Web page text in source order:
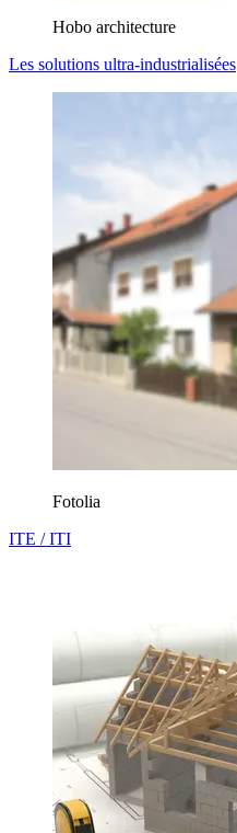
Hobo architecture
Les solutions ultra-industrialisées
Fotolia
ITE / ITI